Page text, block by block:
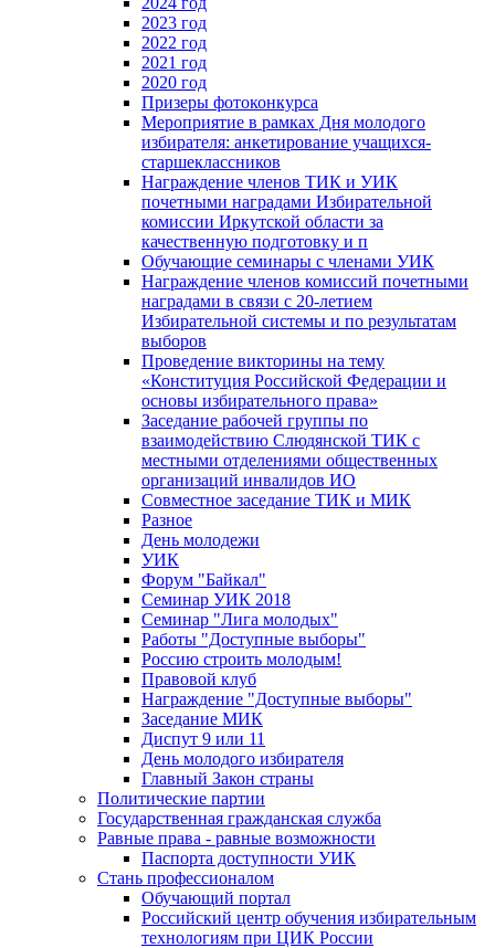
2023 год
2022 год
2021 год
2020 год
Призеры фотоконкурса
Мероприятие в рамках Дня молодого
избирателя: анкетирование учащихся-
старшеклассников
Награждение членов ТИК и УИК
почетными наградами Избирательной
комиссии Иркутской области за
качественную подготовку и п
Обучающие семинары с членами УИК
Награждение членов комиссий почетными
наградами в связи с 20-летием
Избирательной системы и по результатам
выборов
Проведение викторины на тему
«Конституция Российской Федерации и
основы избирательного права»
Заседание рабочей группы по
взаимодействию Слюдянской ТИК с
местными отделениями общественных
организаций инвалидов ИО
Совместное заседание ТИК и МИК
Разное
День молодежи
УИК
Форум "Байкал"
Семинар УИК 2018
Семинар "Лига молодых"
Работы "Доступные выборы"
Россию строить молодым!
Правовой клуб
Награждение "Доступные выборы"
Заседание МИК
Диспут 9 или 11
День молодого избирателя
Главный Закон страны
Политические партии
Государственная гражданская служба
Равные права - равные возможности
Паспорта доступности УИК
Стань профессионалом
Обучающий портал
Российский центр обучения избирательным
технологиям при ЦИК России